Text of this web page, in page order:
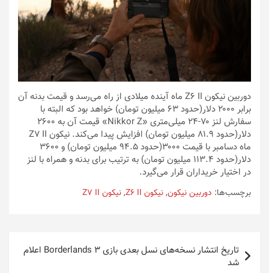
دوربین نیکون Z6 II ماه آینده میلادی از راه می‌رسد و قیمت بدنه آن
برابر ۲۰۰۰ دلار(حدود 63 میلیون تومان) خواهد بود که البته با
سفارش لنز ۷۰-۲۴ میلی‌متری «Nikkor Z» قیمت آن به ۲۶۰۰
دلار(حدود 81.9 میلیون تومان) افزایش پیدا می‌کند. نیکون Z7 II
ماه دسامبر با قیمت ۳۰۰۰(حدود 94.5 میلیون تومان) و ۳۶۰۰
دلار(حدود 113.4 میلیون تومان) به ترتیب برای بدنه و همراه با لنز
در اختیار خریداران قرار می‌گیرد.
برچسب‌ها: دوربین نیکون,نیکون Z6 II ,نیکون Z7 II
راهبری
نوشته
تاریخ انتشار نسخه‌های نسل بعدی بازی Borderlands 3 اعلام
شد